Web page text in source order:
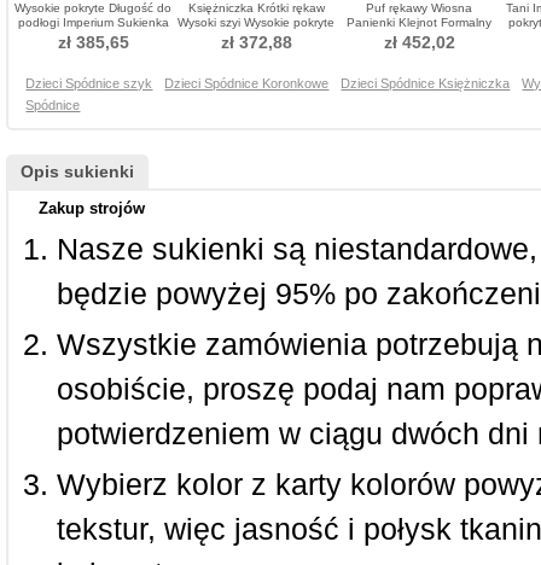
Wysokie pokryte Długość do
podłogi Imperium Sukienka
do chrztu
zł 385,65
Księżniczka Krótki rękaw
Wysoki szyi Wysokie pokryte
Sukienka do chrztu
zł 372,88
Puf rękawy Wiosna
Panienki Klejnot Formalny
Sukienka do chrztu
zł 452,02
Tani
Dzieci Spódnice szyk Dzieci Spódnice Koronkowe Dzieci Spódnice Księżniczka
Spódnice
Opis sukienki
Zakup strojów
Nasze sukienki są
będzie powyżej 95% po
Wszystkie zamówienia potrzebują
osobiście, proszę podaj nam
potwierdzeniem w ciągu dwóch dni
Wybierz kolor z karty kolorów
tekstur, więc jasność i połysk